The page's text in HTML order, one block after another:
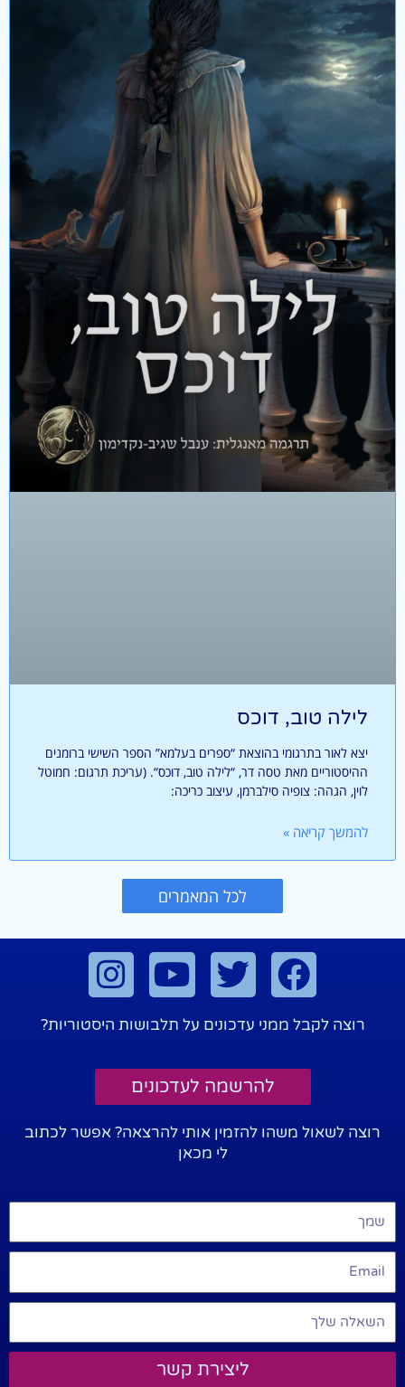
לילה טוב, דוכס
יצא לאור בתרגומי בהוצאת “ספרים בעלמא” הספר השישי ברומנים
ההיסטוריים מאת טסה דר, “לילה טוב, דוכס“. (עריכת תרגום: חמוטל
לוין, הגהה: צופיה סילברמן, עיצוב כריכה:
להמשך קריאה »
לכל המאמרים
רוצה לקבל ממני עדכונים על תלבושות היסטוריות?
להרשמה לעדכונים
רוצה לשאול משהו להזמין אותי להרצאה? אפשר לכתוב
לי מכאן
ליצירת קשר